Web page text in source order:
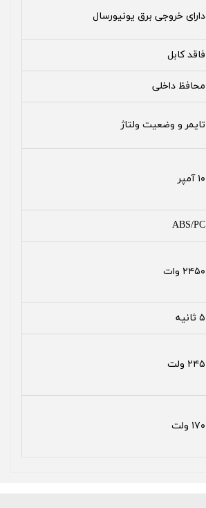
دارای خروجی برق یونیورسال
فاقد کابل
محافظ داخلی
تایمر و وضعیت ولتاژ
۱۰ آمپر
ABS/PC
۲۴۵۰ وات
۵ ثانیه
۲۴۵ ولت
۱۷۰ ولت